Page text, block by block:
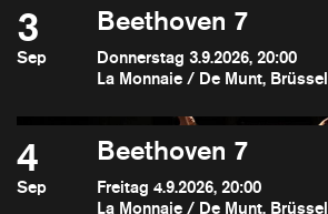
3
Sep
Beethoven 7
Donnerstag 3.9.2026, 20:00
La Monnaie / De Munt, Brüssel
4
Sep
Beethoven 7
Freitag 4.9.2026, 20:00
La Monnaie / De Munt, Brüssel